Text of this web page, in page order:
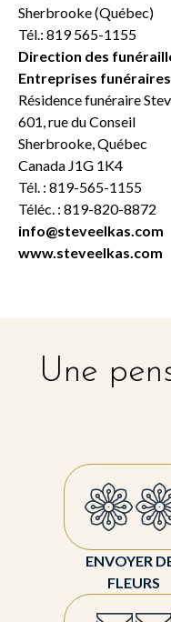
Sherbrooke (Québec)
Tél.: 819 565-1155
Direction des
Entreprises
Résidence funéraire
601, rue du Conseil
Sherbrooke, Québec
Canada J1G 1K4
Tél. : 819-565-1155
Téléc. : 819-820-8872
info@steveelkas.com
www.steveelkas.com
Une
ENVOYER
FLEURS